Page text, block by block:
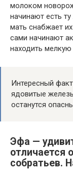
молоком
начинают есть
мать снабжает
сами начинают
находить
Интересный
ядовитые
останутся
Эфа —
отличается
собратьев.